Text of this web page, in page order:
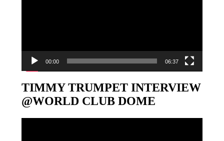
00:00 06:37
TIMMY TRUMPET INTERVIEW
@WORLD CLUB DOME